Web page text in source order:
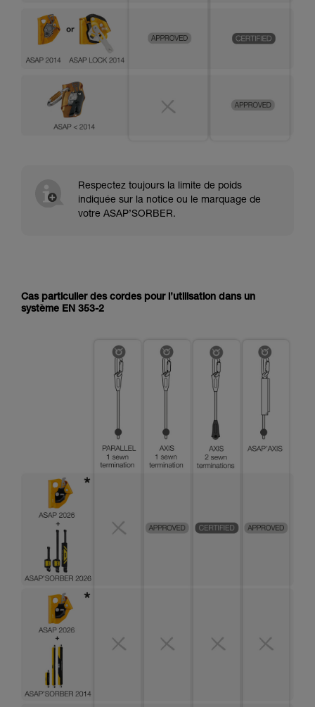
Respectez toujours la limite de poids
indiquée sur la notice ou le marquage de
votre ASAP’SORBER.
Cas particulier des cordes pour l’utilisation dans un
système EN 353-2